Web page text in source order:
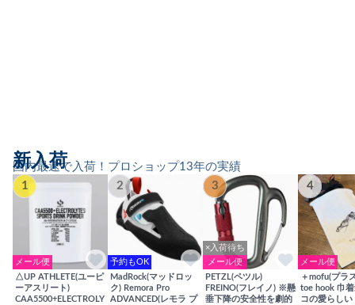
国内最速で入荷！プロショップ13年の実績
新入荷
1
メール便
△UP ATHLETE(ユーピ
ーアスリート)
CAA5500+ELECTROLY
2
予約もOK
MadRock(マッドロッ
ク) Remora Pro
ADVANCED(レモラ プ
3
×入荷待ち
メール便
PETZL(ペツル)
FREINO(フレイノ) ※懸
垂下降の安全性を劇的
4
メール便
＋mofu(プラ
toe hook 巾
コの愛らしい